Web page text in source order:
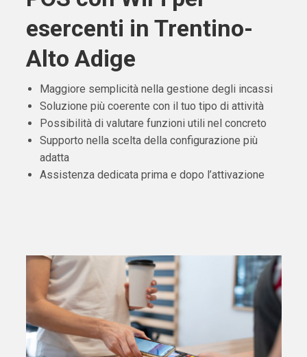
esercenti in Trentino-
Alto Adige
Maggiore semplicità nella gestione degli incassi
Soluzione più coerente con il tuo tipo di attività
Possibilità di valutare funzioni utili nel concreto
Supporto nella scelta della configurazione più
adatta
Assistenza dedicata prima e dopo l’attivazione